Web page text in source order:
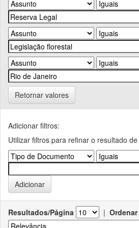
Retornar valores
Adicionar filtros:
Utilizar filtros para refinar o resultado
Resultados/Página |